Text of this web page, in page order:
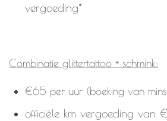
vergoeding*
Combinatie glittertattoo + schmink:
€65 per uur (boeking van
officiële km vergoeding van